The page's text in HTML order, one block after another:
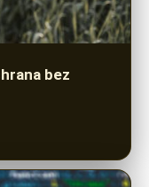
bez